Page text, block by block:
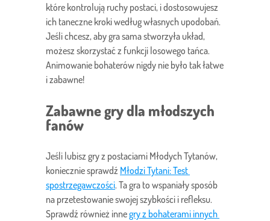
które kontrolują ruchy postaci, i dostosowujesz
ich taneczne kroki według własnych upodobań.
Jeśli chcesz, aby gra sama stworzyła układ,
możesz skorzystać z funkcji losowego tańca.
Animowanie bohaterów nigdy nie było tak łatwe
i zabawne!
Zabawne gry dla młodszych
fanów
Jeśli lubisz gry z postaciami Młodych Tytanów,
koniecznie sprawdź Młodzi Tytani: Test
spostrzegawczości. Ta gra to wspaniały sposób
na przetestowanie swojej szybkości i refleksu.
Sprawdź również innegry z bohaterami innych